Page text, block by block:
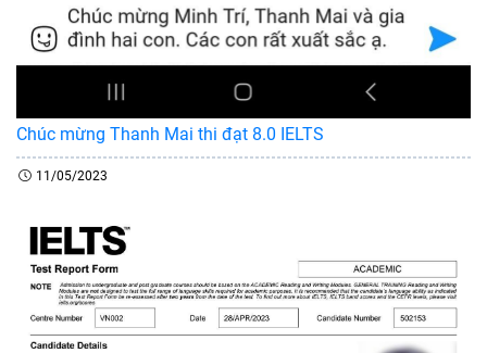
Chúc mừng Thanh Mai thi đạt 8.0 IELTS
11/05/2023